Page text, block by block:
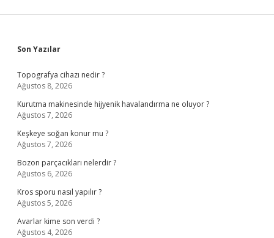
Sidebar
Son Yazılar
Topografya cihazı nedir ?
Ağustos 8, 2026
Kurutma makinesinde hijyenik havalandırma ne oluyor ?
Ağustos 7, 2026
Keşkeye soğan konur mu ?
Ağustos 7, 2026
Bozon parçacıkları nelerdir ?
Ağustos 6, 2026
Kros sporu nasıl yapılır ?
Ağustos 5, 2026
Avarlar kime son verdi ?
Ağustos 4, 2026